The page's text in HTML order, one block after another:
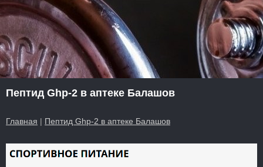
Пептид Ghp-2 в аптеке Балашов
Главная | Пептид Ghp-2 в аптеке Балашов